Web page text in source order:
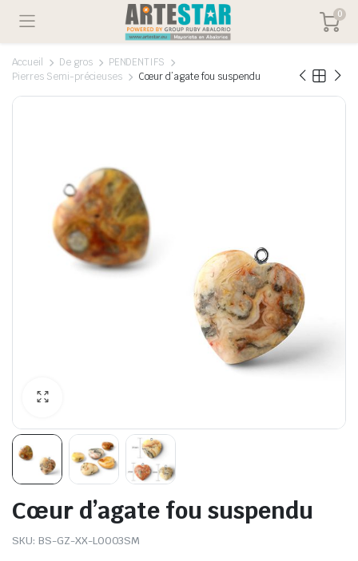
0
Accueil De gros
PENDENTIFS
Pierres Semi-précieuses
Cœur d’agate fou suspendu
Cœur d’agate fou suspendu
SKU: BS-GZ-XX-L0003SM